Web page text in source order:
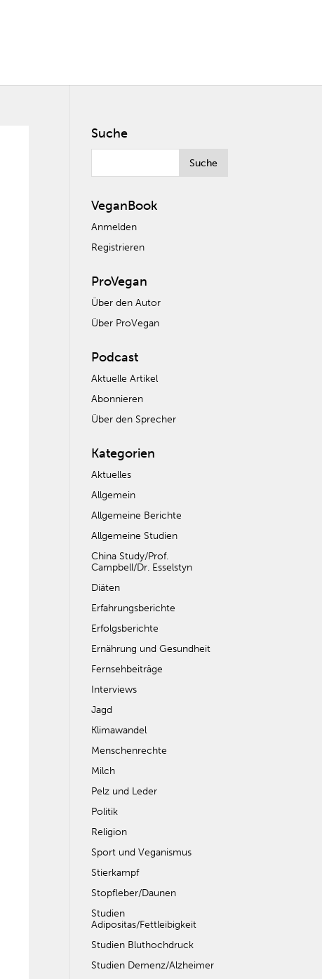
Suche
VeganBook
Anmelden
Registrieren
ProVegan
Über den Autor
Über ProVegan
Podcast
Aktuelle Artikel
Abonnieren
Über den Sprecher
Kategorien
Aktuelles
Allgemein
Allgemeine Berichte
Allgemeine Studien
China Study/Prof.
Campbell/Dr. Esselstyn
Diäten
Erfahrungsberichte
Erfolgsberichte
Ernährung und Gesundheit
Fernsehbeiträge
Interviews
Jagd
Klimawandel
Menschenrechte
Milch
Pelz und Leder
Politik
Religion
Sport und Veganismus
Stierkampf
Stopfleber/Daunen
Studien
Adipositas/Fettleibigkeit
Studien Bluthochdruck
Studien Demenz/Alzheimer